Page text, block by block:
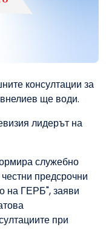
консултации за
ще води.
лидерът на
служебно
предсрочни
на ГЕРБ", заяви
при